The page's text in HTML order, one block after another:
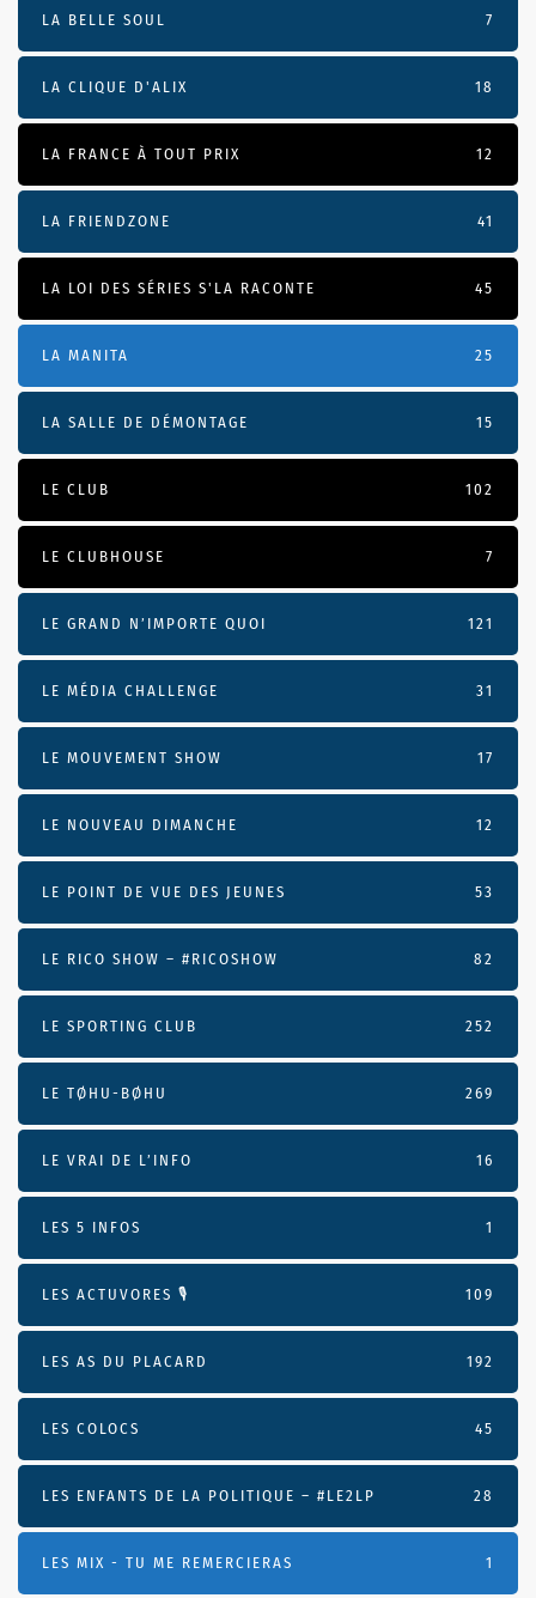
LA BELLE SOUL 7
LA CLIQUE D'ALIX 18
LA FRANCE À TOUT PRIX 12
LA FRIENDZONE 41
LA LOI DES SÉRIES S'LA RACONTE 45
LA MANITA 25
LA SALLE DE DÉMONTAGE 15
LE CLUB 102
LE CLUBHOUSE 7
LE GRAND N’IMPORTE QUOI 121
LE MÉDIA CHALLENGE 31
LE MOUVEMENT SHOW 17
LE NOUVEAU DIMANCHE 12
LE POINT DE VUE DES JEUNES 53
LE RICO SHOW – #RICOSHOW 82
LE SPORTING CLUB 252
LE TØHU-BØHU 269
LE VRAI DE L’INFO 16
LES 5 INFOS 1
LES ACTUVORES 🎙 109
LES AS DU PLACARD 192
LES COLOCS 45
LES ENFANTS DE LA POLITIQUE – #LE2LP 28
LES MIX - TU ME REMERCIERAS 1